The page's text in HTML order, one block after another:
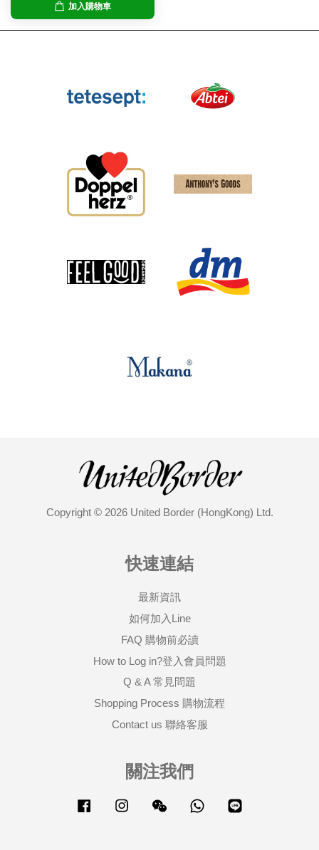
加入購物車
Copyright © 2026 United Border (HongKong) Ltd.
快速連結
最新資訊
如何加入Line
FAQ 購物前必讀
How to Log in?登入會員問題
Q & A 常見問題
Shopping Process 購物流程
Contact us 聯絡客服
關注我們
Facebook Instagram Wechat Whatsapp